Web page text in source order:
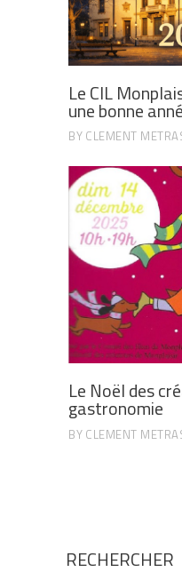
Le CIL
une bonne
BY CLEMENT
Le Noël des
gastronomie
BY CLEMENT
RECHERCHER